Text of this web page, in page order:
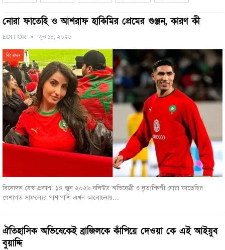
নোরা ফাতেহি ও আশরাফ হাকিমির প্রেমের গুঞ্জন, কারণ কী
EDITOR জুন ১৪, ২০২৬
বিনোদন
বিনোদন ডেস্ক প্রকাশ: ১৪ জুন ২০২৬ বলিউড অভিনেত্রী ও নৃত্যশিল্পী নোরা ফাতেহির
পেশাগত সাফল্যের পাশাপাশি এখন আলোচনায়…
ঐতিহাসিক অভিষেকেই ব্রাজিলকে কাঁপিয়ে দেওয়া কে এই আইয়ুব
বুয়াদ্দি